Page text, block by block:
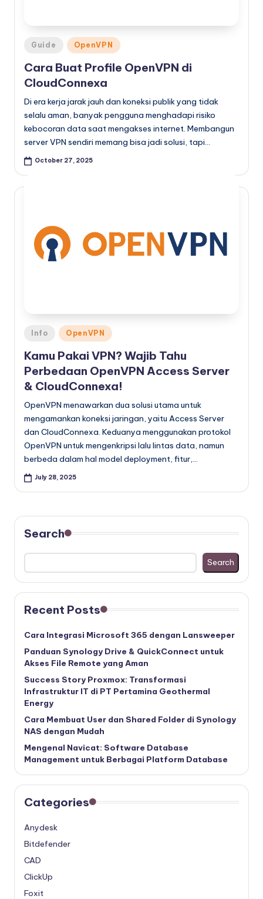
Posted
Guide OpenVPN
Cara Buat Profile OpenVPN di
CloudConnexa
Di era kerja jarak jauh dan koneksi publik yang tidak
selalu aman, banyak pengguna menghadapi risiko
kebocoran data saat mengakses internet. Membangun
server VPN sendiri memang bisa jadi solusi, tapi…
October 27, 2025
Posted
Info OpenVPN
Kamu Pakai VPN? Wajib Tahu
Perbedaan OpenVPN Access Server
& CloudConnexa!
OpenVPN menawarkan dua solusi utama untuk
mengamankan koneksi jaringan, yaitu Access Server
dan CloudConnexa. Keduanya menggunakan protokol
OpenVPN untuk mengenkripsi lalu lintas data, namun
berbeda dalam hal model deployment, fitur,…
July 28, 2025
Search
Search
Recent Posts
Cara Integrasi Microsoft 365 dengan Lansweeper
Panduan Synology Drive & QuickConnect untuk
Akses File Remote yang Aman
Success Story Proxmox: Transformasi
Infrastruktur IT di PT Pertamina Geothermal
Energy
Cara Membuat User dan Shared Folder di Synology
NAS dengan Mudah
Mengenal Navicat: Software Database
Management untuk Berbagai Platform Database
Categories
Anydesk
Bitdefender
CAD
ClickUp
Foxit